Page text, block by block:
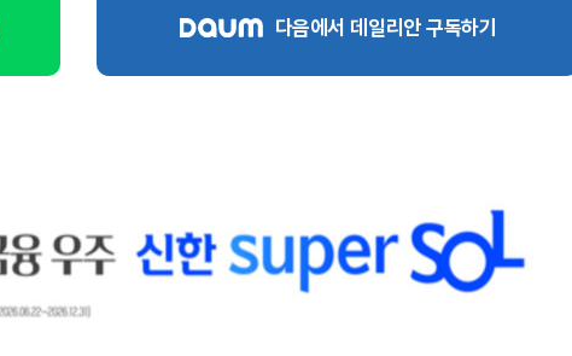
다음에서 데일리안 구독하기